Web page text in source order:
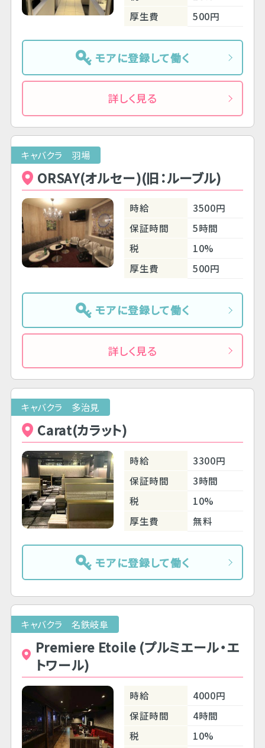
厚生費
500円
モアに登録して働く
詳しく見る
キャバクラ 羽場
ORSAY(オルセー)(旧：ルーブル)
時給
3500円
保証時間
5時間
税
10%
厚生費
500円
モアに登録して働く
詳しく見る
キャバクラ 多治見
Carat(カラット)
時給
3300円
保証時間
3時間
税
10%
厚生費
無料
モアに登録して働く
キャバクラ 名鉄岐阜
Premiere Etoile (プルミエール・エ
トワール)
時給
4000円
保証時間
4時間
税
10%